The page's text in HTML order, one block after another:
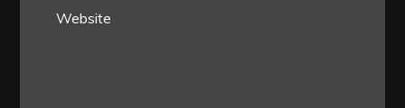
Website